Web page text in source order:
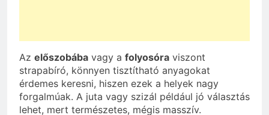
Az előszobába vagy a folyosóra viszont
strapabíró, könnyen tisztítható anyagokat
érdemes keresni, hiszen ezek a helyek nagy
forgalmúak. A juta vagy szizál például jó választás
lehet, mert természetes, mégis masszív.